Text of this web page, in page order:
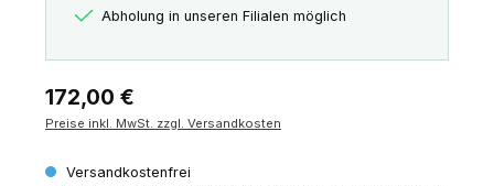
Abholung in unseren Filialen möglich
Regulärer Preis:
172,00 €
Preise inkl. MwSt. zzgl. Versandkosten
Versandkostenfrei